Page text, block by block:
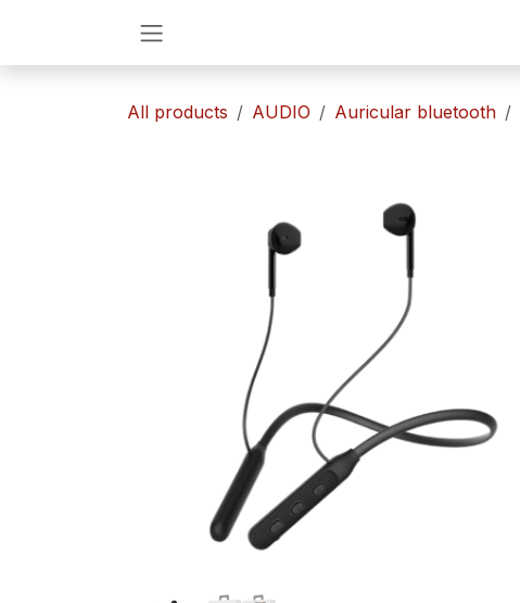
All products AUDIO ​Auricular bluetooth